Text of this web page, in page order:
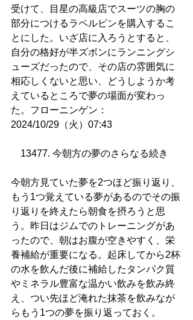
受けて、目星の高級店でスーツの胸の
部分につけるラペルピンを購入するこ
とにした。いざ店に入ろうとすると、
自分の格好が半ズボンにランニングシ
ューズだったので、その店の雰囲気に
相応しくないと思い、どうしようか考
えているところで夢の場面が変わっ
た。フローニンゲン：
2024/10/29（火）07:43
13477. 今朝方の夢のさらなる続き
今朝方見ていた夢を2つほど振り返り、
もう1つ覚えている夢があるのでその振
り返りを終えたら朝食を摂ろうと思
う。昨日はジムでのトレーニングがあ
ったので、朝はお腹が空きやすく、栄
養補給が重要になる。起床してから2杯
の水を飲んだ後に補給したタンパク質
やミネラル豊富な温かい飲みを飲み終
え、つい先ほど淹れた抹茶を飲みなが
らもう1つの夢を振り返っておく。